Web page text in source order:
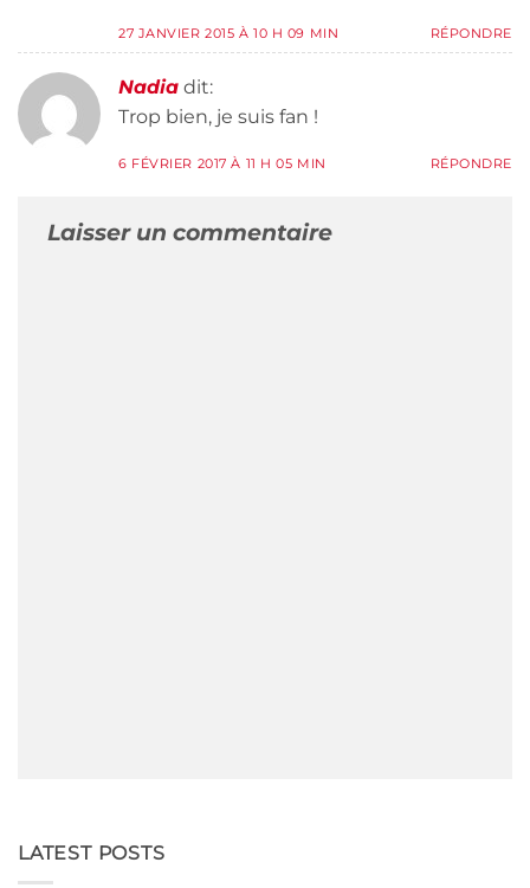
27 JANVIER 2015 À 10 H 09 MIN RÉPONDRE
Nadia dit:
Trop bien, je suis fan !
6 FÉVRIER 2017 À 11 H 05 MIN RÉPONDRE
Laisser un commentaire
LATEST POSTS